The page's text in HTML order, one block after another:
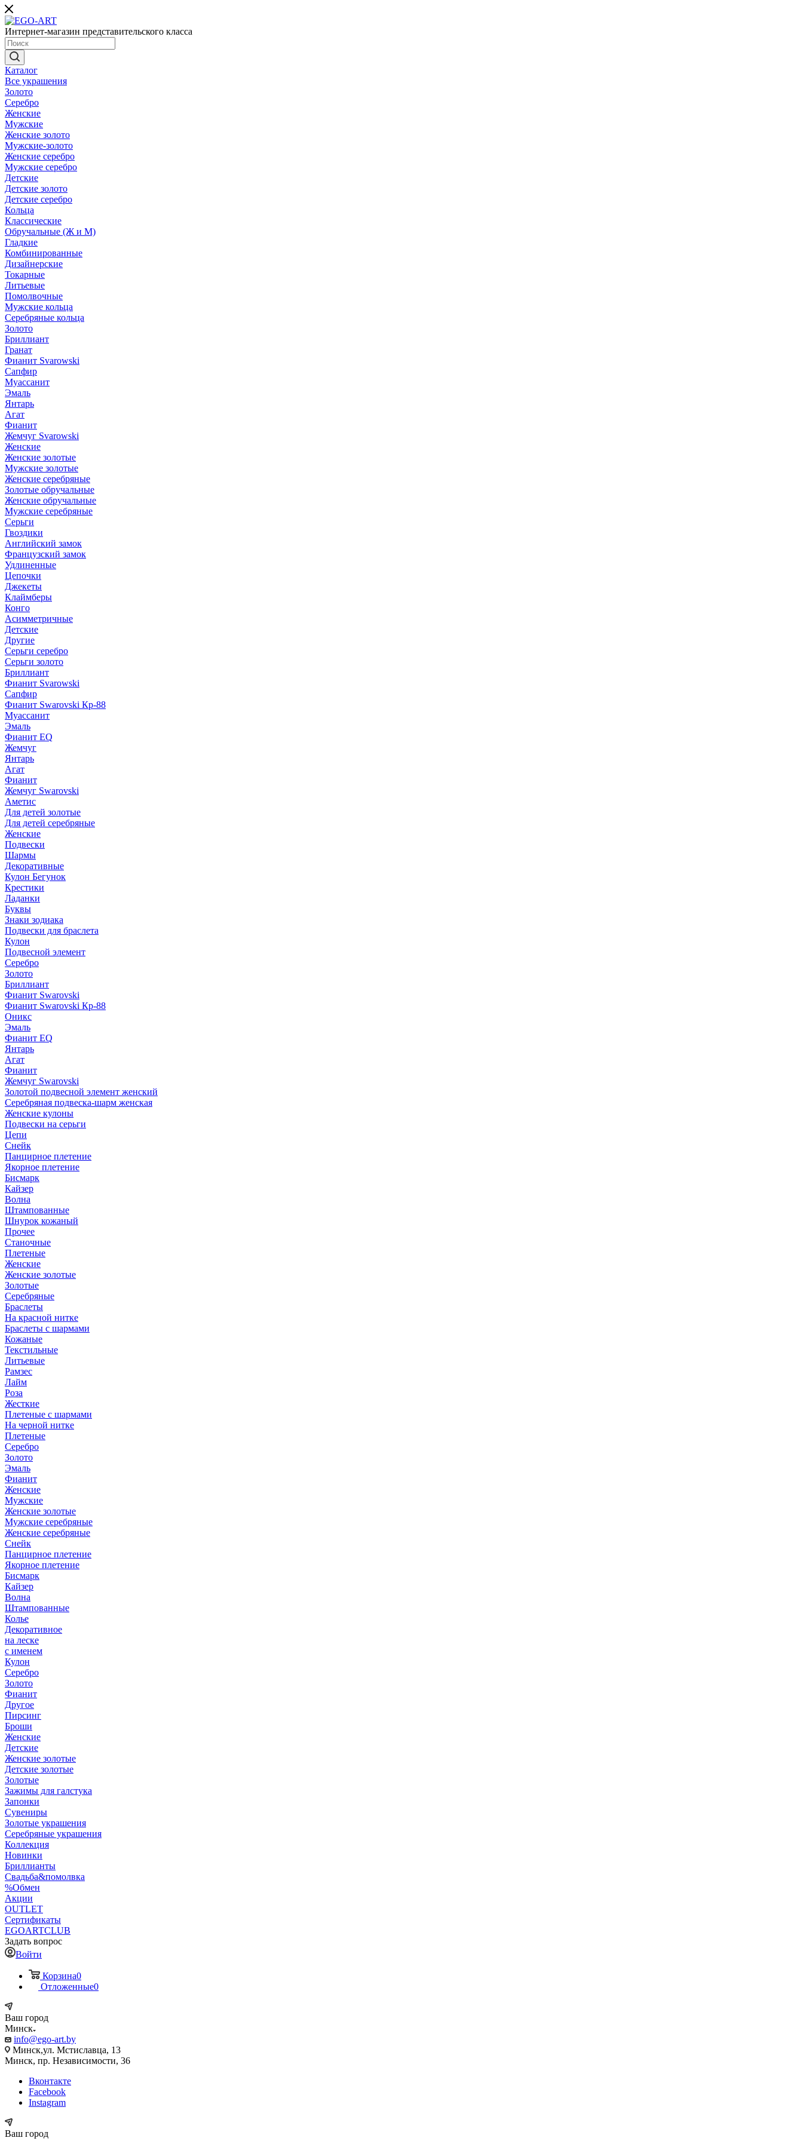
Интернет-магазин представительского класса
Каталог
Все украшения
Золото
Серебро
Женские
Мужские
Женские золото
Мужские-золото
Женские серебро
Мужские серебро
Детские
Детские золото
Детские серебро
Кольца
Классические
Обручальные (Ж и М)
Гладкие
Комбинированные
Дизайнерские
Токарные
Литьевые
Помолвочные
Мужские кольца
Серебряные кольца
Золото
Бриллиант
Гранат
Фианит Svarowski
Сапфир
Муассанит
Эмаль
Янтарь
Агат
Фианит
Жемчуг Svarowski
Женские
Женские золотые
Мужские золотые
Женские серебряные
Золотые обручальные
Женские обручальные
Мужские серебряные
Серьги
Гвоздики
Английский замок
Французский замок
Удлиненные
Цепочки
Джекеты
Клаймберы
Конго
Асимметричные
Детские
Другие
Серьги серебро
Серьги золото
Бриллиант
Фианит Svarowski
Сапфир
Фианит Swarovski Кр-88
Муассанит
Эмаль
Фианит EQ
Жемчуг
Янтарь
Агат
Фианит
Жемчуг Swarovski
Аметис
Для детей золотые
Для детей серебряные
Женские
Подвески
Шармы
Декоративные
Кулон Бегунок
Крестики
Ладанки
Буквы
Знаки зодиака
Подвески для браслета
Кулон
Подвесной элемент
Серебро
Золото
Бриллиант
Фианит Swarovski
Фианит Swarovski Кр-88
Оникс
Эмаль
Фианит EQ
Янтарь
Агат
Фианит
Жемчуг Swarovski
Золотой подвесной элемент женcкий
Серебряная подвеска-шарм женская
Женские кулоны
Подвески на серьги
Цепи
Снейк
Панцирное плетение
Якорное плетение
Бисмарк
Кайзер
Волна
Штампованные
Шнурок кожаный
Прочее
Станочные
Плетеные
Женские
Женские золотые
Золотые
Серебряные
Браслеты
На красной нитке
Браслеты с шармами
Кожаные
Текстильные
Литьевые
Рамзес
Лайм
Роза
Жесткие
Плетеные с шармами
На черной нитке
Плетеные
Серебро
Золото
Эмаль
Фианит
Женские
Мужские
Женские золотые
Мужские серебряные
Женские серебряные
Снейк
Панцирное плетение
Якорное плетение
Бисмарк
Кайзер
Волна
Штампованные
Колье
Декоративное
на леске
с именем
Кулон
Серебро
Золото
Фианит
Другое
Пирсинг
Броши
Женские
Детские
Женские золотые
Детские золотые
Золотые
Зажимы для галстука
Запонки
Сувениры
Золотые украшения
Серебряные украшения
Коллекция
Новинки
Бриллианты
Свадьба&помолвка
%Обмен
Акции
OUTLET
Сертификаты
EGOARTCLUB
Задать вопрос
Войти
Корзина0
Отложенные0
Ваш город
Минск
info@ego-art.by
Минск,ул. Мстиславца, 13
Минск, пр. Независимости, 36
Вконтакте
Facebook
Instagram
Ваш город